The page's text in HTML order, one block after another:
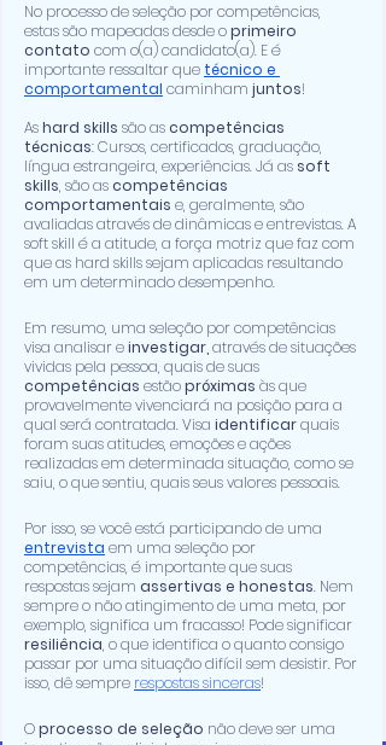
No processo de seleção por competências,
estas são mapeadas desde o primeiro
contato com o(a) candidato(a). E é
importante ressaltar que técnico e
comportamental caminham juntos!
As hard skills são as competências
técnicas: Cursos, certificados, graduação,
língua estrangeira, experiências. Já as soft
skills, são as competências
comportamentais e, geralmente, são
avaliadas através de dinâmicas e entrevistas. A
soft skill é a atitude, a força motriz que faz com
que as hard skills sejam aplicadas resultando
em um determinado desempenho.
Em resumo, uma seleção por competências
visa analisar e investigar, através de situações
vividas pela pessoa, quais de suas
competências estão próximas às que
provavelmente vivenciará na posição para a
qual será contratada. Visa identificar quais
foram suas atitudes, emoções e ações
realizadas em determinada situação, como se
saiu, o que sentiu, quais seus valores pessoais.
Por isso, se você está participando de uma
entrevista em uma seleção por
competências, é importante que suas
respostas sejam assertivas e honestas. Nem
sempre o não atingimento de uma meta, por
exemplo, significa um fracasso! Pode significar
resiliência, o que identifica o quanto consigo
passar por uma situação difícil sem desistir. Por
isso, dê sempre respostas sinceras!
O processo de seleção não deve ser uma